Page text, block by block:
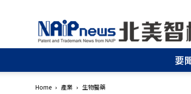
北
美
智
權
│
要
Home 產業 生物醫藥